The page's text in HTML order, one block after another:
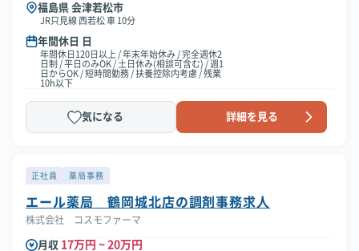
福島県 会津若松市
JR只見線 西若松 車 10分
年間休日 日
年間休日120日以上 / 年末年始休み / 完全週休2
日制 / 平日のみOK / 土日休み(相談可含む) / 週1
日からOK / 短時間勤務 / 扶養控除内考慮 / 残業
10h以下
気になる 詳細を見る
正社員 薬局事務
エール薬局 鶴岡城北店の調剤事務求人
株式会社 コスモファーマ
月収 17万円 ~ 20万円